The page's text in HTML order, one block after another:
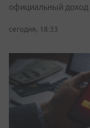
официальный доход
сегодня, 18:33